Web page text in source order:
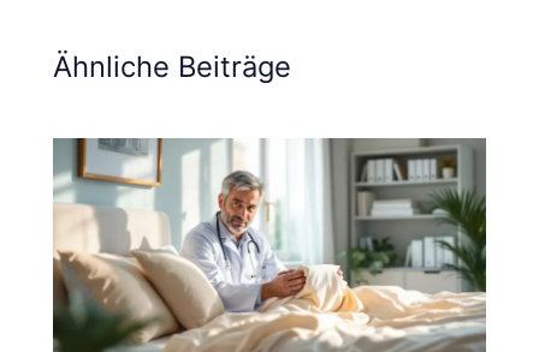
Ähnliche Beiträge